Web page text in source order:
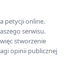
petycji online.
serwisu.
stworzenie
opinii publicznej